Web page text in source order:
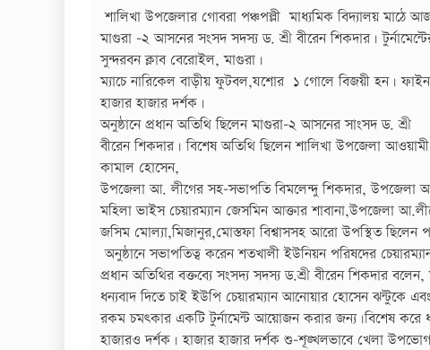
শালিখা উপজেলার গোবরা পঞ্চপল্লী মাধ্যমিক বিদ্যালয় মাঠে
মাগুরা -২ আসনের সংসদ সদস্য ড. শ্রী বীরেন শিকদার।
সুন্দরবন ক্লাব বেরোইল, মাগুরা।
ম্যাচে নারিকেল বাড়ীয় ফুটবল,যশোর ১ গোলে বিজয়ী হন।
হাজার হাজার দর্শক।
অনুষ্ঠানে প্রধান অতিথি ছিলেন মাগুরা-২ আসনের সাংসদ ড. শ্রী
বীরেন শিকদার। বিশেষ অতিথি ছিলেন শালিখা উপজেলা
কামাল হোসেন,
উপজেলা আ. লীগের সহ-সভাপতি বিমলেন্দু শিকদার, উপজেলা
মহিলা ভাইস চেয়ারম্যান জেসমিন আক্তার শাবানা,উপজেলা
জসিম মোল্যা,মিজানুর,মোস্তফা বিশ্বাসসহ আরো উপস্থিত
অনুষ্ঠানে সভাপতিত্ব করেন শতখালী ইউনিয়ন পরিষদের
প্রধান অতিথির বক্তব্যে সংসদ্য সদস্য ড.শ্রী বীরেন শিকদার
ধন্যবাদ দিতে চাই ইউপি চেয়ারম্যান আনোয়ার হোসেন
রকম চমৎকার একটি টুর্নামেন্ট আয়োজন করার জন্য।বিশেষ করে
হাজারও দর্শক। হাজার হাজার দর্শক শু-শূঙ্খলভাবে খেলা